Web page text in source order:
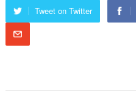
Tweet on Twitter